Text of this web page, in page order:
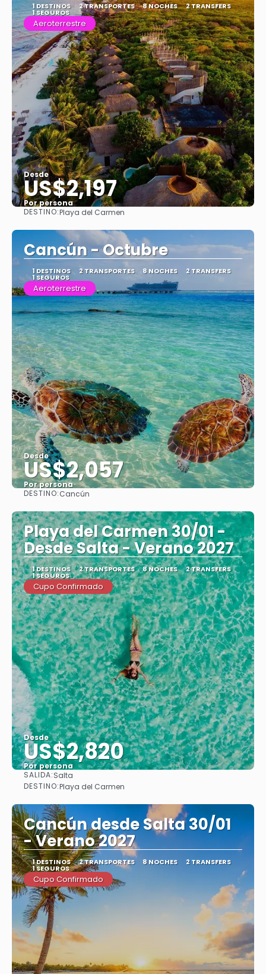
1 DESTINOS 2 TRANSPORTES 8 NOCHES 2 TRANSFERS
1 SEGUROS
Aeroterrestre
Desde
US$2,197
Por persona
DESTINO:Playa del Carmen
Cancún - Octubre
1 DESTINOS 2 TRANSPORTES 8 NOCHES 2 TRANSFERS
1 SEGUROS
Aeroterrestre
Desde
US$2,057
Por persona
DESTINO:Cancún
Playa del Carmen 30/01 -
Desde Salta - Verano 2027
1 DESTINOS 2 TRANSPORTES 8 NOCHES 2 TRANSFERS
1 SEGUROS
Cupo Confirmado
Desde
US$2,820
Por persona
SALIDA:Salta
DESTINO:Playa del Carmen
Cancún desde Salta 30/01
- Verano 2027
1 DESTINOS 2 TRANSPORTES 8 NOCHES 2 TRANSFERS
1 SEGUROS
Cupo Confirmado